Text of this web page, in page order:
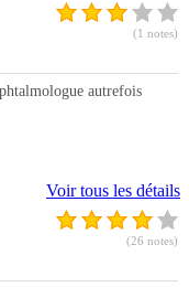
(1 notes)
autrefois
Voir tous les détails
(26 notes)